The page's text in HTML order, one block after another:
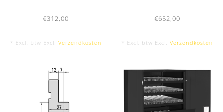
€312,00
* Excl. btw Excl. Verzendkosten
€652,00
* Excl. btw Excl. Verzendkosten